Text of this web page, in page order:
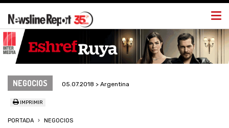
NEGOCIOS 05.07.2018 > Argentina
IMPRIMIR
PORTADA NEGOCIOS